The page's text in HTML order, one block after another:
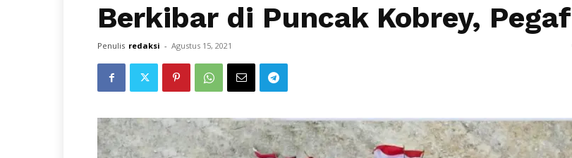
Berkibar di Puncak Kobrey, Pegaf
Penulis redaksi - Agustus 15, 2021